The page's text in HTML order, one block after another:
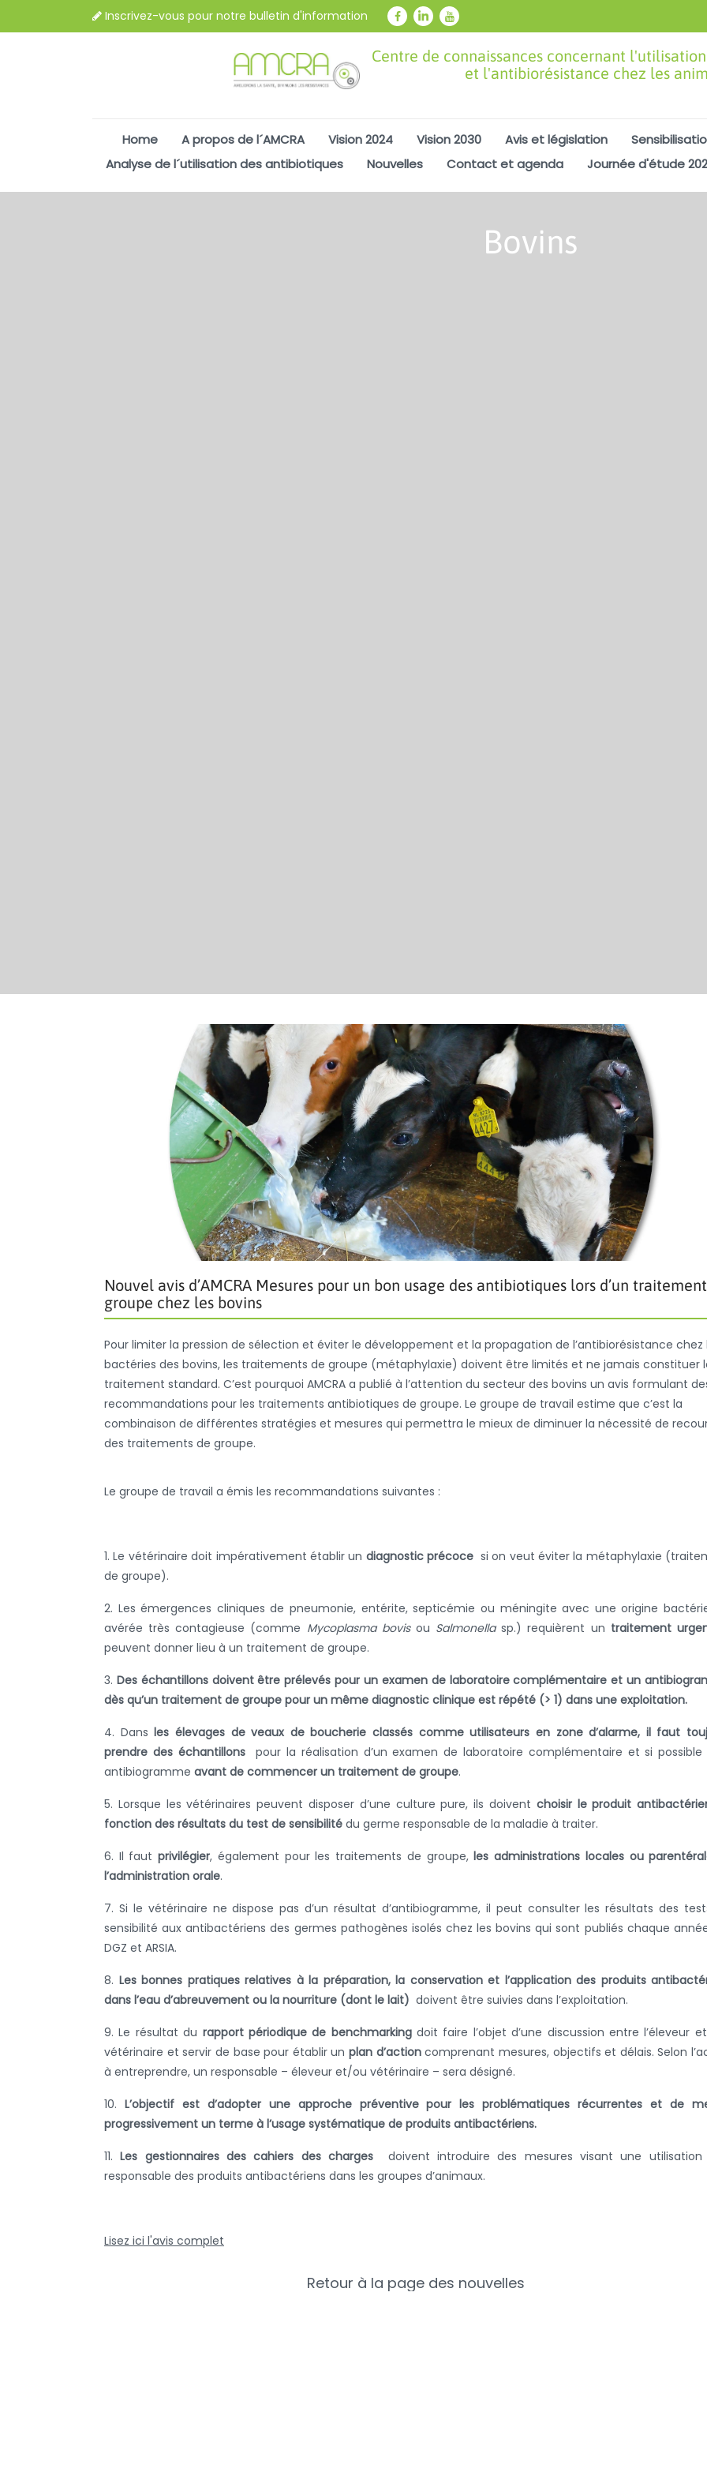
Inscrivez-vous pour notre bulletin d'information
Centre de connaissances concernant
et l'antibiorésistance chez les
Home A propos de l´AMCRA Vision 2024 Vision 2030 Avis et législation
Analyse de l´utilisation des antibiotiques
Nouvelles Contact et agenda Journée d'étude
Bovins
Nouvel avis d’AMCRA Mesures pour un bon usage des antibiotiques lors d’un
groupe chez les bovins
Pour limiter la pression de sélection et éviter le développement et la propagation de l’antibiorésistance chez
bactéries des bovins, les traitements de groupe (métaphylaxie) doivent être limités et ne jamais constituer
traitement standard. C’est pourquoi AMCRA a publié à l’attention du secteur des bovins un avis formulant
recommandations pour les traitements antibiotiques de groupe. Le groupe de travail estime que c’est la
combinaison de différentes stratégies et mesures qui permettra le mieux de diminuer la nécessité de
des traitements de groupe.
Le groupe de travail a émis les recommandations suivantes :
1. Le vétérinaire doit impérativement établir un diagnostic précoce si on veut éviter la métaphylaxie
de groupe).
2. Les émergences cliniques de pneumonie, entérite, septicémie ou méningite avec une origine
avérée très contagieuse (comme Mycoplasma bovisou Salmonellasp.) requièrent un traitement
peuvent donner lieu à un traitement de groupe.
3. Des échantillons doivent être prélevés pour un examen de laboratoire complémentaire et un
dès qu’un traitement de groupe pour un même diagnostic clinique est répété (> 1) dans une exploitation.
4. Dansles élevages de veaux de boucherie classés comme utilisateurs en zone d’alarme, il faut
prendre des échantillonspour la réalisation d’un examen de laboratoire complémentaire et si possible
antibiogramme avant de commencer un traitement de groupe.
5. Lorsque les vétérinaires peuvent disposer d’une culture pure, ils doivent choisir le produit
fonction des résultats du test de sensibilité du germe responsable de la maladie à traiter.
6. Il fautprivilégier, également pour les traitements de groupe,les administrations locales ou
l’administration orale.
7. Si le vétérinaire ne dispose pas d’un résultat d’antibiogramme, il peut consulter les résultats des
sensibilité aux antibactériens des germes pathogènes isolés chez les bovins qui sont publiés chaque
DGZ et ARSIA.
8. Les bonnes pratiques relatives à la préparation, la conservation et l’application des produits
dans l’eau d’abreuvement ou la nourriture (dont le lait) doivent être suivies dans l’exploitation.
9. Le résultat du rapport périodique de benchmarkingdoit faire l’objet d’une discussion entre l’éleveur
vétérinaire et servir de base pour établir un plan d’actioncomprenant mesures, objectifs et délais. Selon
à entreprendre, un responsable – éleveur et/ou vétérinaire – sera désigné.
10. L’objectif est d’adopter une approche préventive pour les problématiques récurrentes et de
progressivement un terme à l’usage systématique de produits antibactériens.
11.Les gestionnaires des cahiers des charges doivent introduire des mesures visant une utilisation
responsable des produits antibactériens dans les groupes d’animaux.
Lisez ici l'avis complet
Retour à la page des nouvelles